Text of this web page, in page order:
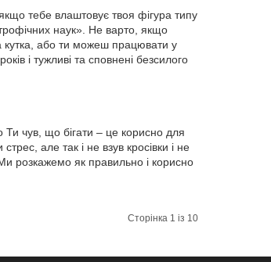
тебе влаштовує твоя фігура типу
наук». Не варто, якщо
кутка, або ти можеш працювати у
і тужливі та сповнені безсилого
чув, що бігати – це корисно для
але так і не взув кросівки і не
розкажемо як правильно і корисно
Сторінка 1 із 10